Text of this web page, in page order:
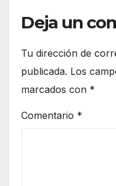
Deja un
Tu dirección de
publicada. Los
marcados con *
Comentario *